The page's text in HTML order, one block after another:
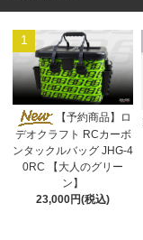
1
【予約商品】ロ
デオクラフト RCカーボ
ンタックルバッグ JHG-4
0RC 【大人のグリー
ン】
23,000円(税込)